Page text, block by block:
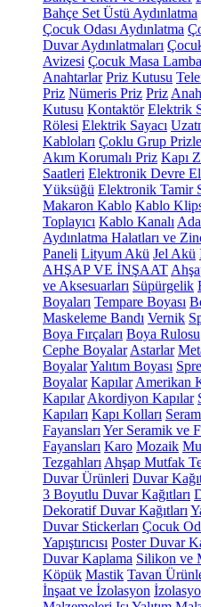
Bahçe Set Üstü Aydınlatma
Çocuk Odası Aydınlatma
Duvar Aydınlatmaları
Avizesi Çocuk Masa
Anahtarlar Priz Kutusu
Priz Nümeris Priz Priz
Kutusu Kontaktör Elektrik
Rölesi Elektrik Sayacı
Kabloları Çoklu Grup
Akım Korumalı Priz Kapı
Saatleri Elektronik Devre
Yüksüğü Elektronik Tamir
Makaron Kablo Kablo
Toplayıcı Kablo Kanalı
Aydınlatma Halatları ve
Paneli Lityum Akü Jel Akü
AHŞAP VE İNŞAAT
ve Aksesuarları Süpürgelik
Boyaları Tempare Boyası
Maskeleme Bandı Vernik
Boya Fırçaları Boya Rulosu
Cephe Boyalar Astarlar
BoyalarYalıtım Boyası
Boyalar Kapılar Amerikan
Kapılar Akordiyon Kapılar
Kapıları Kapı Kolları
Fayansları Yer Seramik ve
Fayansları Karo Mozaik
Tezgahları Ahşap Mutfak
Duvar Ürünleri Duvar
3 Boyutlu Duvar Kağıtları
Dekoratif Duvar Kağıtları
Duvar Stickerları Çocuk
Yapıştırıcısı Poster Duvar
Duvar Kaplama Silikon ve
Köpük Mastik Tavan
İnşaat ve İzolasyon